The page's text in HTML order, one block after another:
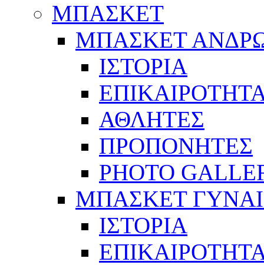
ΜΠΑΣΚΕΤ
ΜΠΑΣΚΕΤ
ΙΣΤΟΡΙΑ
ΑΘΛΗΤΕΣ
ΠΡΟΠΟΝΗΤΕΣ
PHOTO
ΜΠΑΣΚΕΤ
ΙΣΤΟΡΙΑ